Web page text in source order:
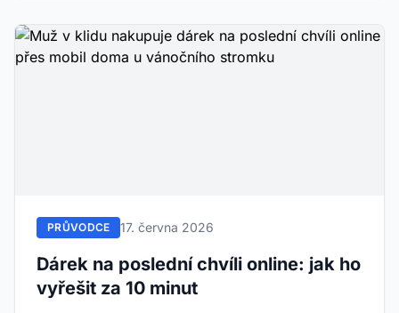
PRŮVODCE 17. června 2026
Dárek na poslední chvíli online: jak ho
vyřešit za 10 minut